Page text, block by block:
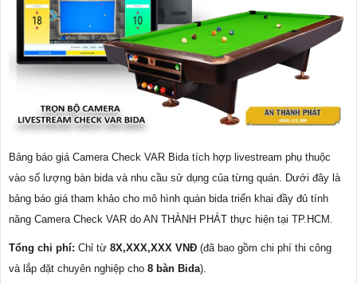
Bảng báo giá Camera Check VAR Bida tích hợp livestream phụ thuộc
vào số lượng bàn bida và nhu cầu sử dụng của từng quán. Dưới đây là
bảng báo giá tham khảo cho mô hình quán bida triển khai đầy đủ tính
năng Camera Check VAR do AN THÀNH PHÁT thực hiện tại TP.HCM.
Tổng chi phí: Chỉ từ 8X,XXX,XXX VNĐ (đã bao gồm chi phí thi công
và lắp đặt chuyên nghiệp cho 8 bàn Bida).